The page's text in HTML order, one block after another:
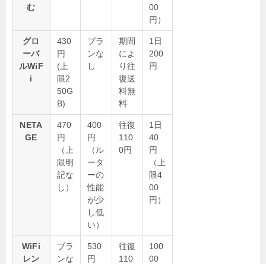
む
00
円）
グロ
ーバ
ルWiF
i
430
円
(上
限2
50G
B)
プラ
ンな
し
期間
によ
り往
復送
料無
料
1日
200
円
NETA
GE
470
円
（上
限明
記な
し）
400
円
（ル
ータ
ーの
性能
が少
し低
い）
往復
110
0円
1日
40
円
（上
限4
00
円）
WiFi
レン
プラ
ンな
530
円
往復
110
100
00